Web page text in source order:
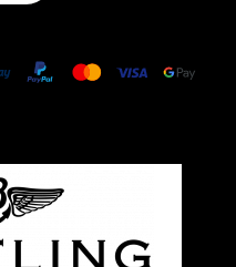
SuperOcean
Steel/Rose